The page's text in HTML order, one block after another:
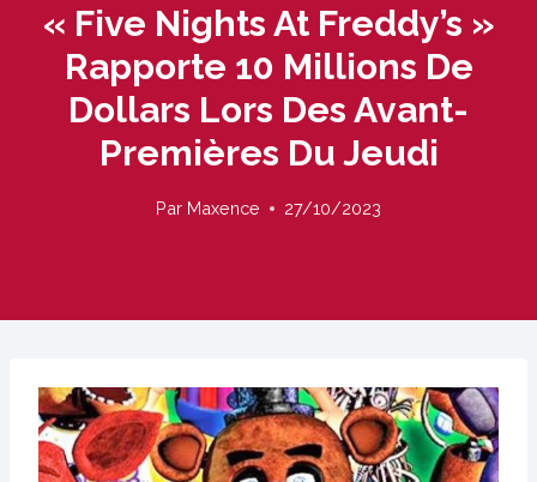
« Five Nights At Freddy’s »
Rapporte 10 Millions De
Dollars Lors Des Avant-
Premières Du Jeudi
Par Maxence 27/10/2023